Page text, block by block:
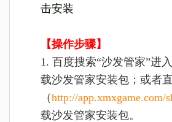
击安装
【操作步骤】
1. 百度搜索“沙发管家”进
载沙发管家安装包；或者
（http://app.xmxgame.com/
载沙发管家安装包。